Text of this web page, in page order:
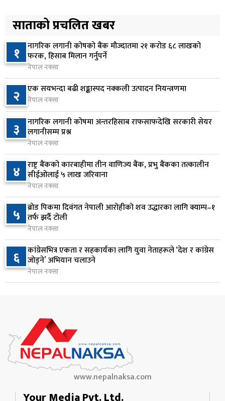
५
प्रस्तुत हुने
८ घण्टा अघि
६
आज बस्ने भनिएको राष्ट्रिय सभाको बैठक बुधबारका लागि
सर्‍यो
८ घण्टा अघि
७
वीरगञ्जमा ट्यांकरको सिल खोलेर तेल निकाल्ने सात जना
रंगेहात पक्राउ
८ घण्टा अघि
८
जन्मसिद्ध नागरिकता कडा बनाउने ट्रम्पको नयाँ प्रयास, दुई
कार्यकारी आदेश जारी
८ घण्टा अघि
९ राप्रपाको निर्णय: बागमती प्रदेश सरकारमा सहभागी नहुने
९ घण्टा अघि
१०
२५० रुपैयाँको सामान किन्दा कञ्चनपुरका उपभोक्ताले
जिते १० लाख
९ घण्टा अघि
साताको प्रचलित खबर
१ नागरिक लगानी कोषको बैंक मौज्दातमा २१ करोड ६८ लाखको
फरक, हिसाब मिलान गर्नुपर्ने
नेपाल नक्सा
२ एक सयभन्दा बढी शङ्कास्पद नक्कली उत्पादन नियन्त्रणमा
नेपाल नक्सा
३ नागरिक लगानी कोषमा अन्तरहिसाब राफसाफदेखि सरकारी सेयर
लगानीसम्म प्रश्न
नेपाल नक्सा
४ राष्ट्र बैंकको कारबाहीमा तीन वाणिज्य बैंक, प्रभु बैंकका तत्कालीन
सीईओलाई ५ लाख जरिवाना
नेपाल नक्सा
५ ब्रोड पिकमा दिवंगत नेपाली आरोहीको शव उद्धारका लागि क्याम्प–१
तर्फ झर्दै टोली
नेपाल नक्सा
६ कांग्रेसभित्र एकता र सहकार्यका लागि युवा नेताहरूले ‘देश र कांग्रेस
जोड्ने’ अभियान चलाउने
नेपाल नक्सा
www.nepalnaksa.com